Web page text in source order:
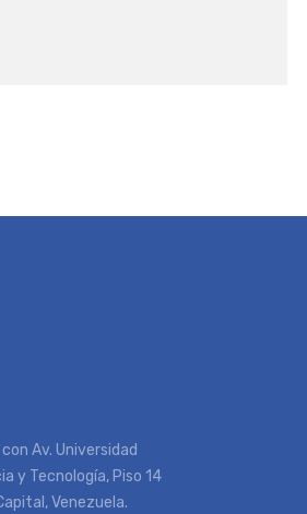
con Av. Universidad
y Tecnología, Piso 14
Venezuela.